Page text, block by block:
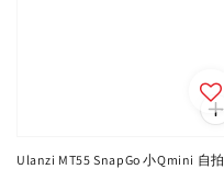
Ulanzi MT55 SnapGo 小Qmini 自拍